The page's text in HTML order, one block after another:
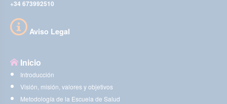
+34 673992510
Aviso Legal
Inicio
Introducción
Visión, misión, valores y objetivos
Metodología de la Escuela de Salud